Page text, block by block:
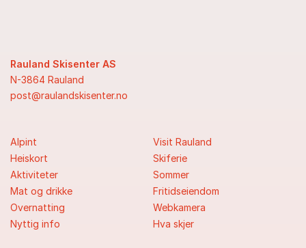
Rauland Skisenter AS
N-3864 Rauland
post@raulandskisenter.no
Alpint
Heiskort
Aktiviteter
Mat og drikke
Overnatting
Nyttig info
Visit Rauland
Skiferie
Sommer
Fritidseiendom
Webkamera
Hva skjer